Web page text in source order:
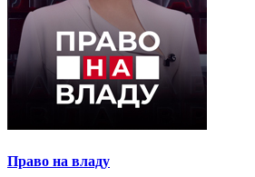
Право на владу